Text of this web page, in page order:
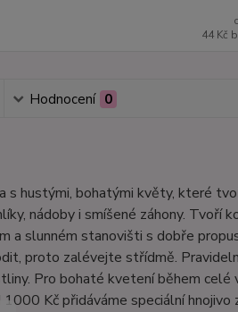
44 Kč
Hodnocení 0
hustými, bohatými květy, které
nádoby i smíšené záhony. Tvoří
a slunném stanovišti s dobře
proto zalévejte střídmě.
Pro bohaté kvetení během
Kč přidáváme speciální